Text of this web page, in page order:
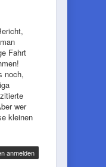
Fahrt
noch,
wer
kleinen
anmelden